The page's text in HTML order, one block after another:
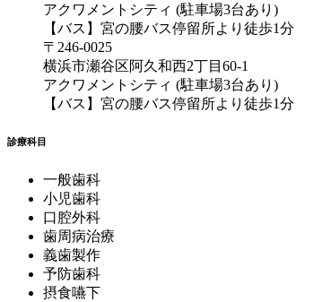
アクワメントシティ (駐車場3台あり)
【バス】宮の腰バス停留所より徒歩1分
〒246-0025
横浜市瀬谷区阿久和西2丁目60-1
アクワメントシティ (駐車場3台あり)
【バス】宮の腰バス停留所より徒歩1分
診療科目
一般歯科
小児歯科
口腔外科
歯周病治療
義歯製作
予防歯科
摂食嚥下